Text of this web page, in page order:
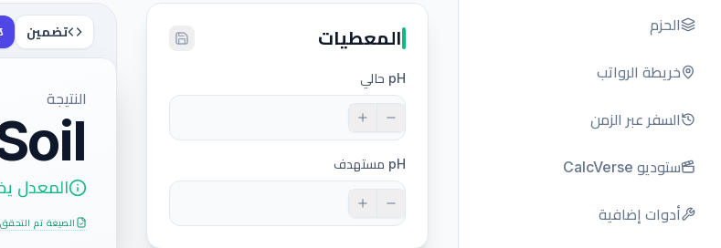
الحزم
خريطة الرواتب
السفر عبر الزمن
ستوديو CalcVerse
أدوات إضافية
المعطيات
pH حالي
pH مستهدف
تضمين
النتيجة
المعدل
الصيغة تم